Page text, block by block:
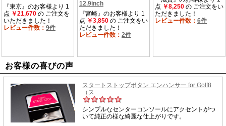
お客様の喜びの声